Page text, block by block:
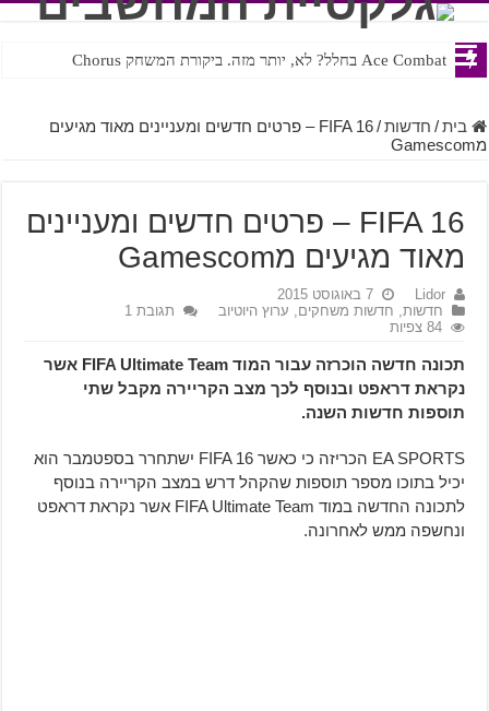
Ace Combat בחלל? לא, יותר מזה. ביקורת המשחק Chorus
Steven Universe והשירים שתורגמו בצורה נוראית לעברית
בית / חדשות /
FIFA 16 – פרטים חדשים ומעניינים מאוד מגיעים
מGamescom
FIFA 16 – פרטים חדשים ומעניינים
מאוד מגיעים מGamescom
Lidor
7 באוגוסט 2015
חדשות, חדשות משחקים, ערוץ היוטיוב
תגובת 1
84 צפיות
תכונה חדשה הוכרזה עבור המוד FIFA Ultimate Team אשר
נקראת דראפט ובנוסף לכך מצב הקריירה מקבל שתי
תוספות חדשות השנה.
EA SPORTS הכריזה כי כאשר FIFA 16 ישתחרר בספטמבר הוא
יכיל בתוכו מספר תוספות שהקהל דרש במצב הקריירה בנוסף
לתכונה החדשה במוד FIFA Ultimate Team אשר נקראת דראפט
ונחשפה ממש לאחרונה.